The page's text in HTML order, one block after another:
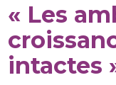
« Les
intactes